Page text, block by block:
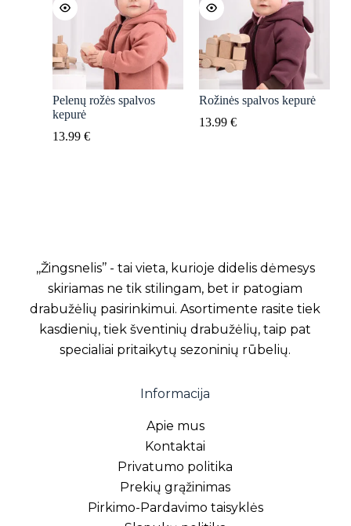
Pelenų rožės spalvos
kepurė
13.99 €
Rožinės spalvos kepurė
13.99 €
,,Žingsnelis’’ - tai vieta, kurioje didelis dėmesys
skiriamas ne tik stilingam, bet ir patogiam
drabužėlių pasirinkimui. Asortimente rasite tiek
kasdienių, tiek šventinių drabužėlių, taip pat
specialiai pritaikytų sezoninių rūbelių.
Informacija
Apie mus
Kontaktai
Privatumo politika
Prekių grąžinimas
Pirkimo-Pardavimo taisyklės